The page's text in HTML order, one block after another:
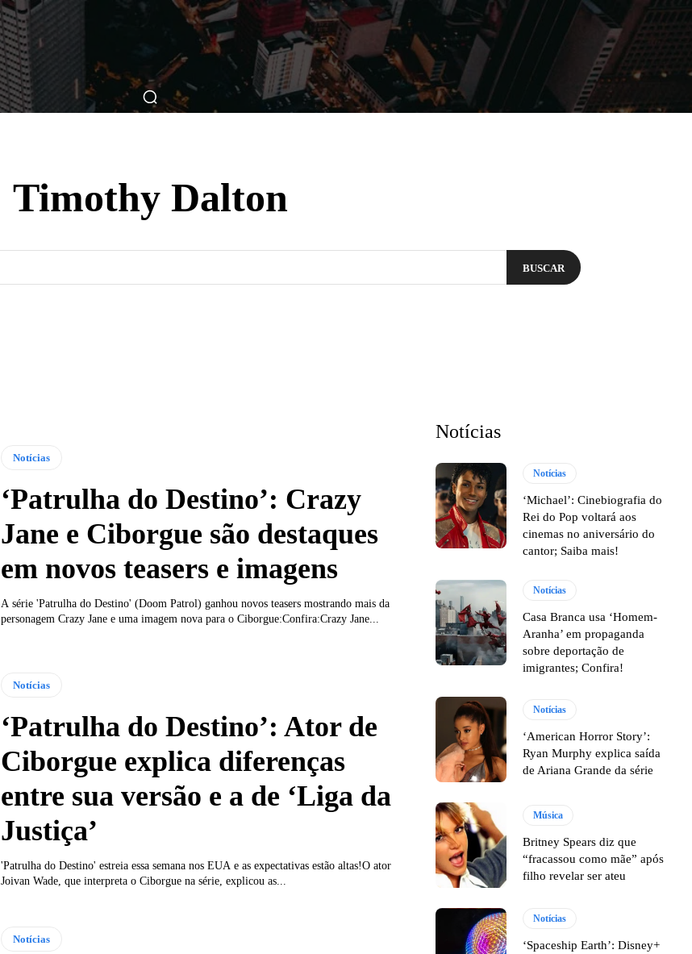
Breve Nos Cinemas Matérias Nos Cinemas Filmes Séries Música Gênero
Timothy Dalton
BUSCAR
Notícias
‘Patrulha do Destino’: Crazy
Jane e Ciborgue são destaques
em novos teasers e imagens
A série 'Patrulha do Destino' (Doom Patrol) ganhou novos teasers mostrando mais da
personagem Crazy Jane e uma imagem nova para o Ciborgue:Confira:Crazy Jane...
Notícias
‘Patrulha do Destino’: Ator de
Ciborgue explica diferenças
entre sua versão e a de ‘Liga da
Justiça’
'Patrulha do Destino' estreia essa semana nos EUA e as expectativas estão altas!O ator
Joivan Wade, que interpreta o Ciborgue na série, explicou as...
Notícias
Notícias
Notícias
‘Michael’: Cinebiografia do
Rei do Pop voltará aos
cinemas no aniversário do
cantor; Saiba mais!
Notícias
Casa Branca usa ‘Homem-
Aranha’ em propaganda
sobre deportação de
imigrantes; Confira!
Notícias
‘American Horror Story’:
Ryan Murphy explica saída
de Ariana Grande da série
Música
Britney Spears diz que
“fracassou como mãe” após
filho revelar ser ateu
Notícias
‘Spaceship Earth’: Disney+